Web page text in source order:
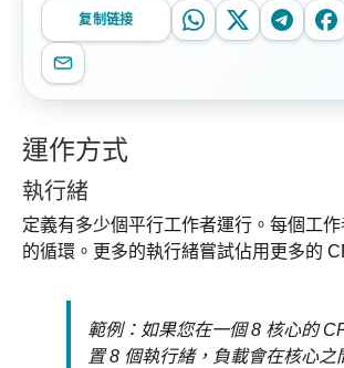
复制链接
運作方式
執行緒
定義有多少個平行工作者運行。每個工
的循環。更多的執行緒嘗試佔用更多的
範例：如果您在一個 8 核心的
置 8 個執行緒，負載會在核心之